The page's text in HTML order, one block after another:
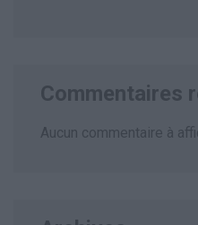
Commentaires
Aucun commentaire à